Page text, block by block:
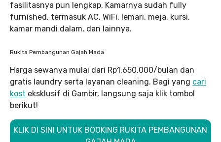
fasilitasnya pun lengkap. Kamarnya sudah fully
furnished, termasuk AC, WiFi, lemari, meja, kursi,
kamar mandi dalam, dan lainnya.
Rukita Pembangunan Gajah Mada
Harga sewanya mulai dari Rp1.650.000/bulan dan
gratis laundry serta layanan cleaning. Bagi yang cari
kost eksklusif di Gambir, langsung saja klik tombol
berikut!
KLIK DI SINI UNTUK BOOKING RUKITA PEMBANGUNAN